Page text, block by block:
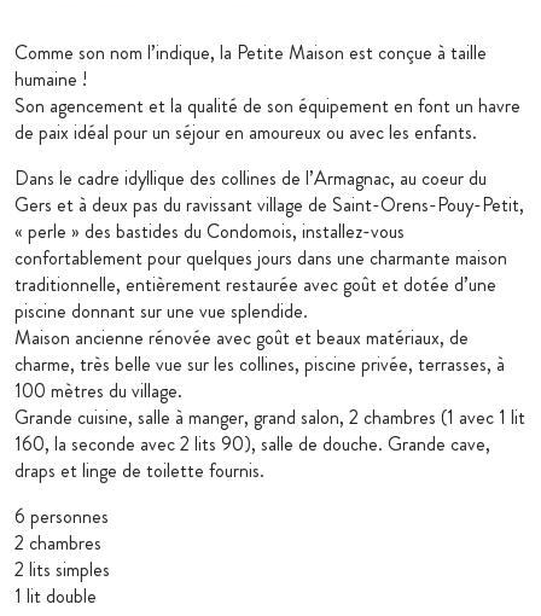
Comme son nom l’indique, la Petite Maison est conçue à taille
humaine !
Son agencement et la qualité de son équipement en font un havre
de paix idéal pour un séjour en amoureux ou avec les enfants.
Dans le cadre idyllique des collines de l’Armagnac, au coeur du
Gers et à deux pas du ravissant village de Saint-Orens-Pouy-Petit,
« perle » des bastides du Condomois, installez-vous
confortablement pour quelques jours dans une charmante maison
traditionnelle, entièrement restaurée avec goût et dotée d’une
piscine donnant sur une vue splendide.
Maison ancienne rénovée avec goût et beaux matériaux, de
charme, très belle vue sur les collines, piscine privée, terrasses, à
100 mètres du village.
Grande cuisine, salle à manger, grand salon, 2 chambres (1 avec 1 lit
160, la seconde avec 2 lits 90), salle de douche. Grande cave,
draps et linge de toilette fournis.
6 personnes
2 chambres
2 lits simples
1 lit double